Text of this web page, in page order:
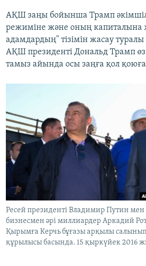
АҚШ заңы бойынша Трамп
режиміне және оның
адамдардың" тізімін жасау
АҚШ президенті Дональд Трамп
тамыз айында осы заңға қол
Ресей президенті Владимир Путин мен
бизнесмен әрі миллиардер Аркадий
Қырымға Керчь бұғазы арқылы
құрылысы басында. 15 қыркүйек 2016